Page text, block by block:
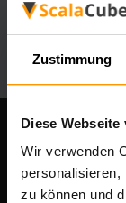
Zustimmung
Diese
Wir verwenden
personalisieren,
zu können und
Viel Spaß
Unser